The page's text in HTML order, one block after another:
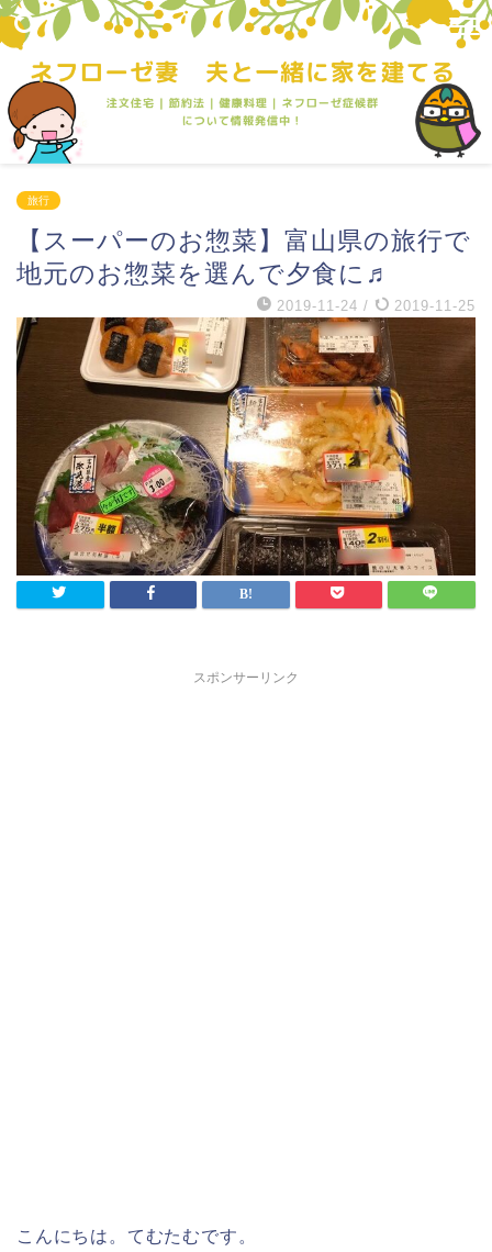
旅行
【スーパーのお惣菜】富山県の旅行で
地元のお惣菜を選んで夕食に♬
2019-11-24 / 2019-11-25
スポンサーリンク
こんにちは。てむたむです。